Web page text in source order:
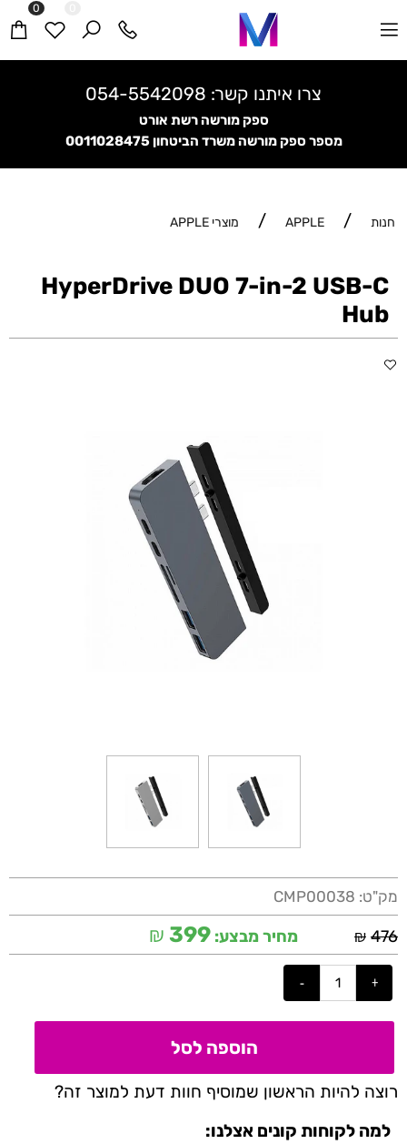
צרו איתנו קשר: 054-5542098
ספק מורשה רשת אורט
מספר ספק מורשה משרד הביטחון0011028475
0
חנות /
APPLE
/ מוצרי APPLE
HyperDrive DUO 7-in-2 USB-C
Hub
מק"ט: CMP00038
₪ 476 מחיר מבצע: ₪ 399
הוספה לסל
רוצה להיות הראשון שמוסיף חוות דעת למוצר זה?
למה לקוחות קונים אצלנו: